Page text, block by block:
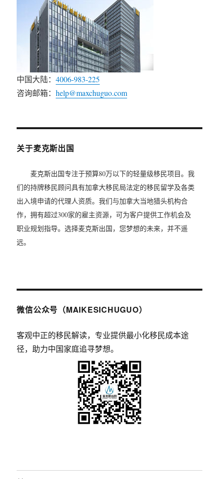
中国大陆：4006-983-225
咨询邮箱：help@maxchuguo.com
关于麦克斯出国
麦克斯出国专注于预算80万以下的轻量级移民项目。我
们的持牌移民顾问具有加拿大移民局法定的移民留学及各类
出入境申请的代理人资质。我们与加拿大当地猎头机构合
作，拥有超过300家的雇主资源，可为客户提供工作机会及
职业规划指导。选择麦克斯出国，您梦想的未来，并不遥
远。
微信公众号（MAIKESICHUGUO）
客观中正的移民解读，专业提供最小化移民成本途
径，助力中国家庭追寻梦想。